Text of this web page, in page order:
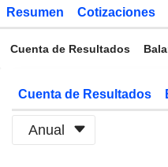
Resumen Cotizaciones
Cuenta de Resultados
Cuenta de Resultados
Anual